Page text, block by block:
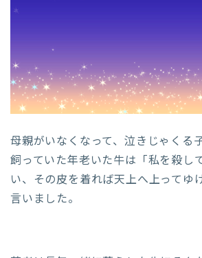
母親がいなくなって、泣きじゃくる
飼っていた年老いた牛は「私を殺し
い、その皮を着れば天上へ上ってゆ
言いました。